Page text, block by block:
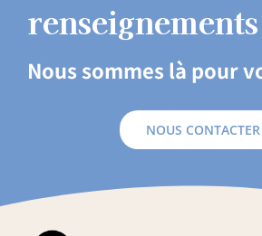
Nous sommes là pour
NOUS CONTACTER